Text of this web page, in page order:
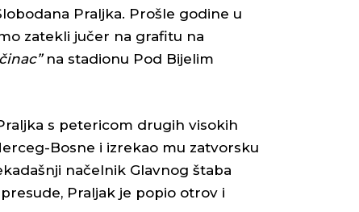
Praljka. Prošle godine u
zatekli jučer na grafitu na
na stadionu Pod Bijelim
s petericom drugih visokih
Bosne i izrekao mu zatvorsku
načelnik Glavnog štaba
Praljak je popio otrov i